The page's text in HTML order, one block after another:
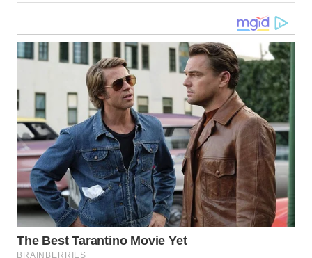
WN
KALTENG
WN
KALTARA
WN
KALSEL
WN
KALTIM
WN